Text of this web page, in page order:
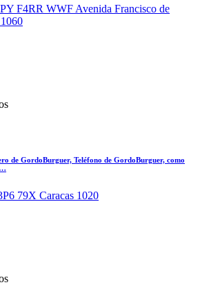
F4RR WWF Avenida Francisco de
de GordoBurguer, Teléfono de GordoBurguer, como
79X Caracas 1020